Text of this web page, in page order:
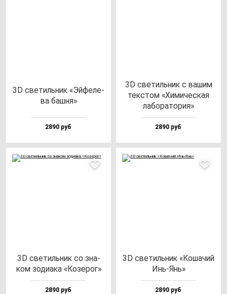
3D све­тиль­ник «Эй­фе­ле­
ва баш­ня»
2890 руб
3D све­тиль­ник с ва­шим
тек­стом «Хими­чес­кая
ла­бо­ра­то­рия»
2890 руб
3D све­тиль­ник со зна­
ком зо­ди­ака «Козе­рог»
2890 руб
3D све­тиль­ник «Коша­чий
Инь-Янь»
2890 руб